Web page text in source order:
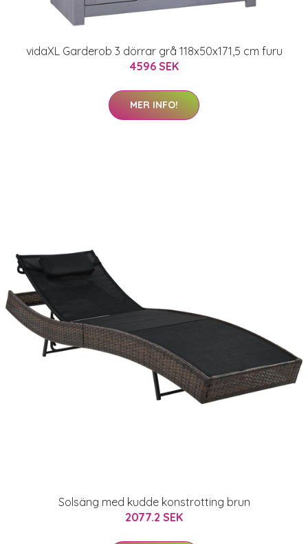
vidaXL Garderob 3 dörrar grå 118x50x171,5 cm furu
4596 SEK
MER INFO!
Solsäng med kudde konstrotting brun
2077.2 SEK